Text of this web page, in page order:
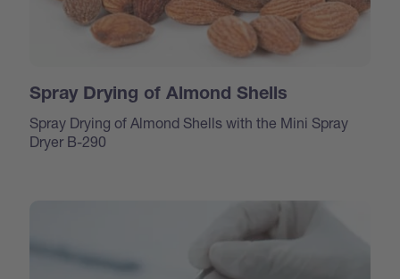
Spray Drying of Almond Shells
Spray Drying of Almond Shells with the Mini Spray
Dryer B-290